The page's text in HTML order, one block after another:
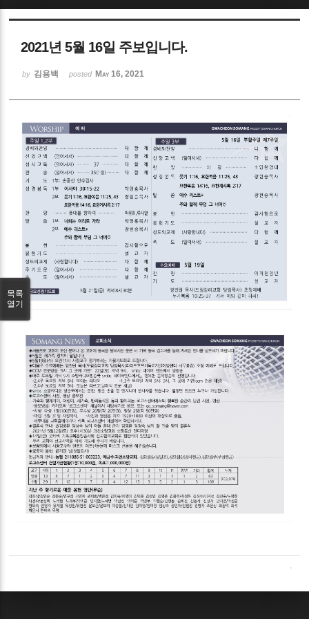
2021년 5월 16일 주보입니다.
by 김용백 posted May 16, 2021
목록
열기
Sketchbook5, 스케치북5
Sketchbook5, 스케치북5